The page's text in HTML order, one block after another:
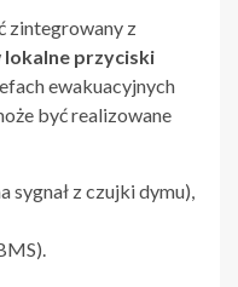
zintegrowany z
lokalne przyciski
ewakuacyjnych
być realizowane
sygnał z czujki dymu),